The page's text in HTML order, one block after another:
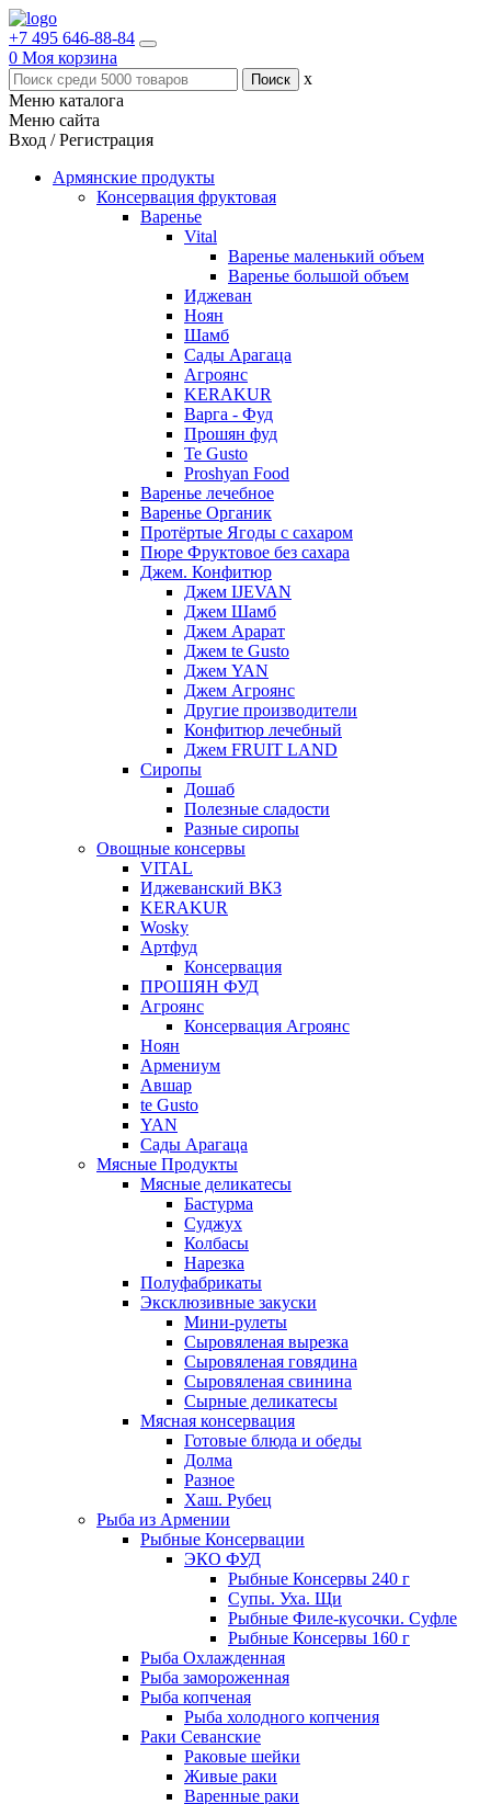
+7 495 646-88-84
0 Моя корзина
x
Меню каталога
Меню сайта
Вход / Регистрация
Армянские продукты
Консервация фруктовая
Варенье
Vital
Варенье маленький объем
Варенье большой объем
Иджеван
Ноян
Шамб
Сады Арагаца
Агроянс
KERAKUR
Варга - Фуд
Прошян фуд
Te Gusto
Proshyan Food
Варенье лечебное
Варенье Органик
Протёртые Ягоды с сахаром
Пюре Фруктовое без сахара
Джем. Конфитюр
Джем IJEVAN
Джем Шамб
Джем Арарат
Джем te Gusto
Джем YAN
Джем Агроянс
Другие производители
Конфитюр лечебный
Джем FRUIT LAND
Сиропы
Дошаб
Полезные сладости
Разные сиропы
Овощные консервы
VITAL
Иджеванский ВКЗ
KERAKUR
Wosky
Артфуд
Консервация
ПРОШЯН ФУД
Агроянс
Консервация Агроянс
Ноян
Армениум
Авшар
te Gusto
YAN
Сады Арагаца
Мясные Продукты
Мясные деликатесы
Бастурма
Суджух
Колбасы
Нарезка
Полуфабрикаты
Эксклюзивные закуски
Мини-рулеты
Сыровяленая вырезка
Сыровяленая говядина
Сыровяленая свинина
Сырные деликатесы
Мясная консервация
Готовые блюда и обеды
Долма
Разное
Хаш. Рубец
Рыба из Армении
Рыбные Консервации
ЭКО ФУД
Рыбные Консервы 240 г
Супы. Уха. Щи
Рыбные Филе-кусочки. Суфле
Рыбные Консервы 160 г
Рыба Охлажденная
Рыба замороженная
Рыба копченая
Рыба холодного копчения
Раки Севанские
Раковые шейки
Живые раки
Варенные раки